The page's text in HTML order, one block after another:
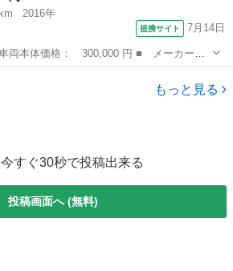
2016年
提携サイト 7月14日
： Ｃ４ ピカソ ■ グレード名： エク
スルーフ １２インチパノラミックスク
もっと見る
すぐ30秒で投稿出来る
投稿画面へ (無料)